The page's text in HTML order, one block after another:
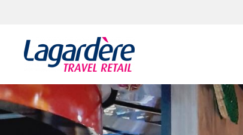
Aller au pied de page